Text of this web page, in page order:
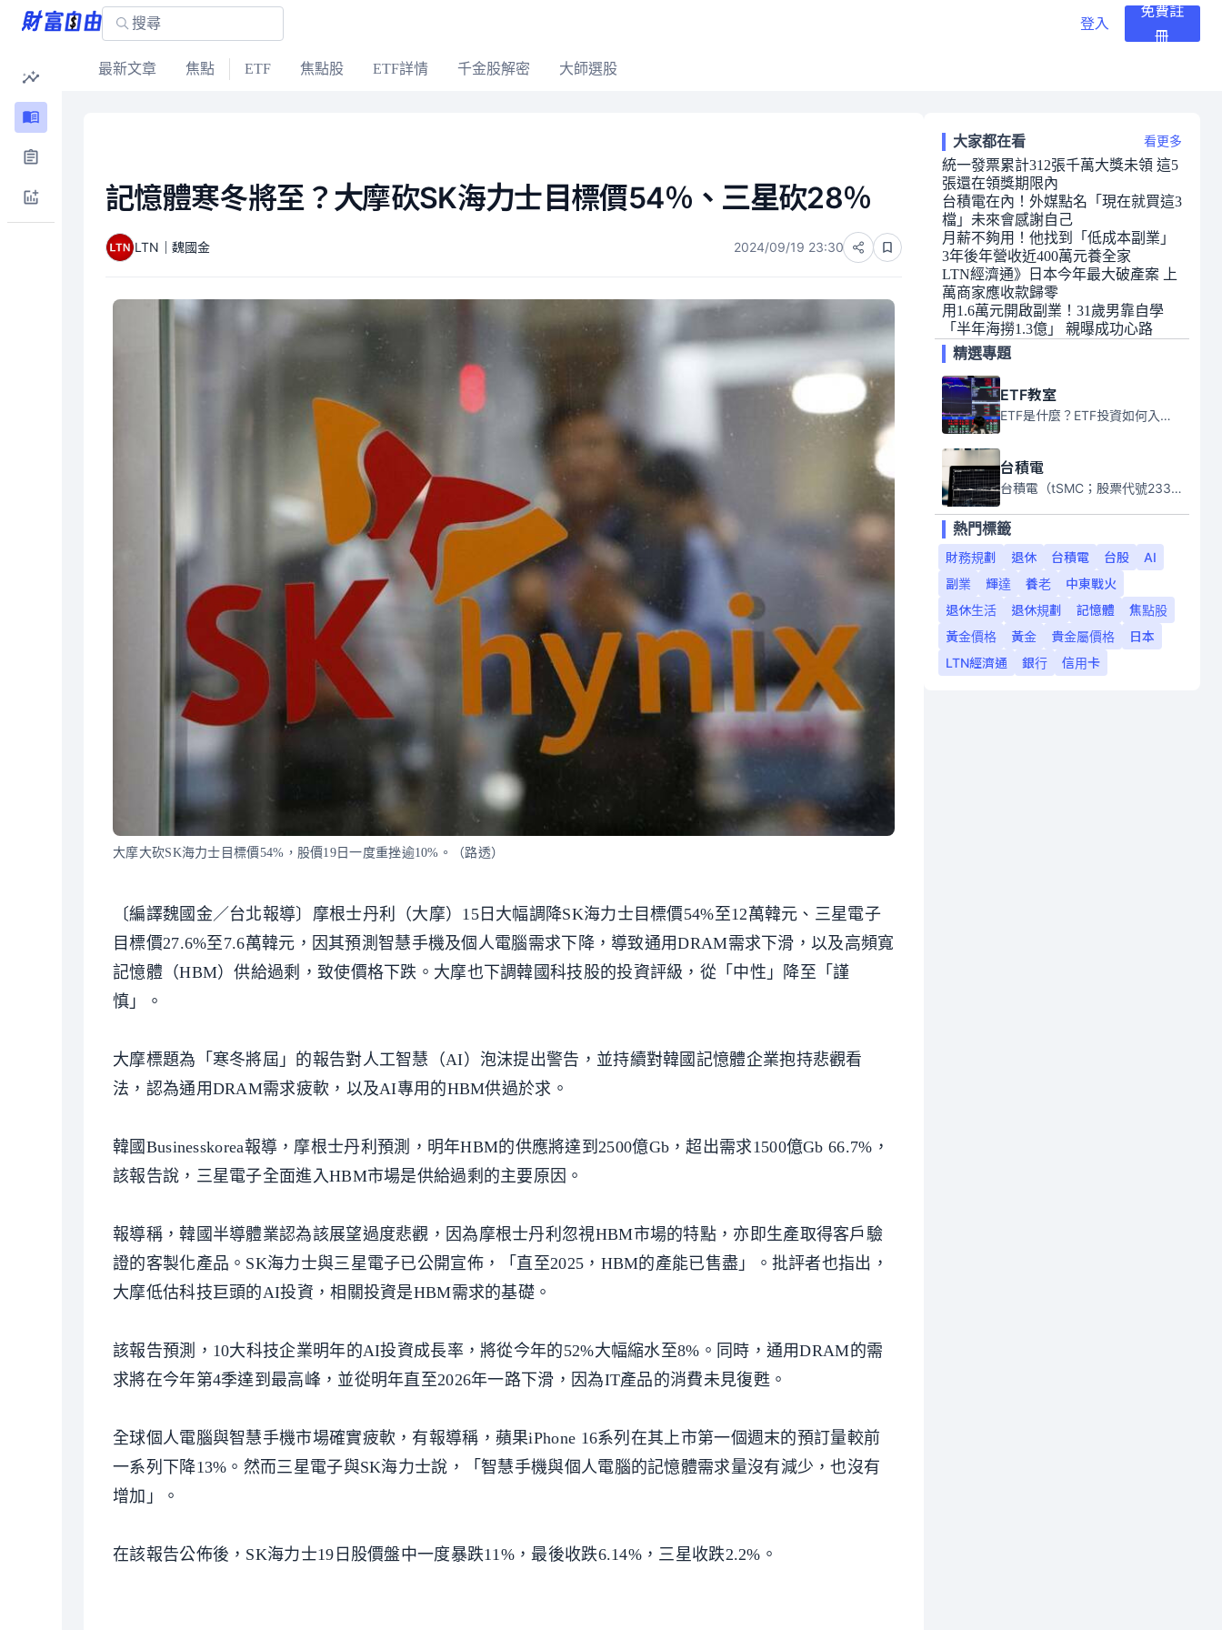
登入
免費註
冊
最新文章 焦點 ETF 焦點股 ETF詳情 千金股解密 大師選股
記憶體寒冬將至？大摩砍SK海力士目標價54％、三星砍28％
LTN｜魏國金 2024/09/19 23:30
大摩大砍SK海力士目標價54%，股價19日一度重挫逾10%。（路透）
〔編譯魏國金／台北報導〕摩根士丹利（大摩）15日大幅調降SK海力士目標價54%至12萬韓元、三星電子
目標價27.6%至7.6萬韓元，因其預測智慧手機及個人電腦需求下降，導致通用DRAM需求下滑，以及高頻寬
記憶體（HBM）供給過剩，致使價格下跌。大摩也下調韓國科技股的投資評級，從「中性」降至「謹
慎」。
大摩標題為「寒冬將屆」的報告對人工智慧（AI）泡沫提出警告，並持續對韓國記憶體企業抱持悲觀看
法，認為通用DRAM需求疲軟，以及AI專用的HBM供過於求。
韓國Businesskorea報導，摩根士丹利預測，明年HBM的供應將達到2500億Gb，超出需求1500億Gb 66.7%，
該報告說，三星電子全面進入HBM市場是供給過剩的主要原因。
報導稱，韓國半導體業認為該展望過度悲觀，因為摩根士丹利忽視HBM市場的特點，亦即生產取得客戶驗
證的客製化產品。SK海力士與三星電子已公開宣佈，「直至2025，HBM的產能已售盡」。批評者也指出，
大摩低估科技巨頭的AI投資，相關投資是HBM需求的基礎。
該報告預測，10大科技企業明年的AI投資成長率，將從今年的52%大幅縮水至8%。同時，通用DRAM的需
求將在今年第4季達到最高峰，並從明年直至2026年一路下滑，因為IT產品的消費未見復甦。
全球個人電腦與智慧手機市場確實疲軟，有報導稱，蘋果iPhone 16系列在其上市第一個週末的預訂量較前
一系列下降13%。然而三星電子與SK海力士說，「智慧手機與個人電腦的記憶體需求量沒有減少，也沒有
增加」。
在該報告公佈後，SK海力士19日股價盤中一度暴跌11%，最後收跌6.14%，三星收跌2.2%。
大家都在看 看更多
統一發票累計312張千萬大獎未領 這5
張還在領獎期限內
台積電在內！外媒點名「現在就買這3
檔」未來會感謝自己
月薪不夠用！他找到「低成本副業」
3年後年營收近400萬元養全家
LTN經濟通》日本今年最大破產案 上
萬商家應收款歸零
用1.6萬元開啟副業！31歲男靠自學
「半年海撈1.3億」 親曝成功心路
精選專題
ETF教室
ETF是什麼？ETF投資如何入門？本系列專題文章將會告訴你新手必須知道的ETF基礎知識。
台積電
台積電（tSMC；股票代號2330）是全球領先的半導體代工公司，成立於1987年，總部位於台灣新竹。且已於美國、日本、德國及中國設廠，台積電是全球首家專業積體電路製造服務公司，也是全球最先進和最大規模的半導體代工廠。
熱門標籤
財務規劃
退休 台積電 台股
AI
副業
輝達 養老
中東戰火
退休生活
退休規劃 記憶體
焦點股
黃金價格
黃金 貴金屬價格
日本
LTN經濟通
銀行 信用卡